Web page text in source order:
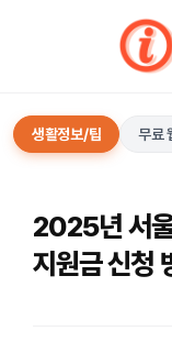
생활정보/팁 무료
2025년 서울
지원금 신청